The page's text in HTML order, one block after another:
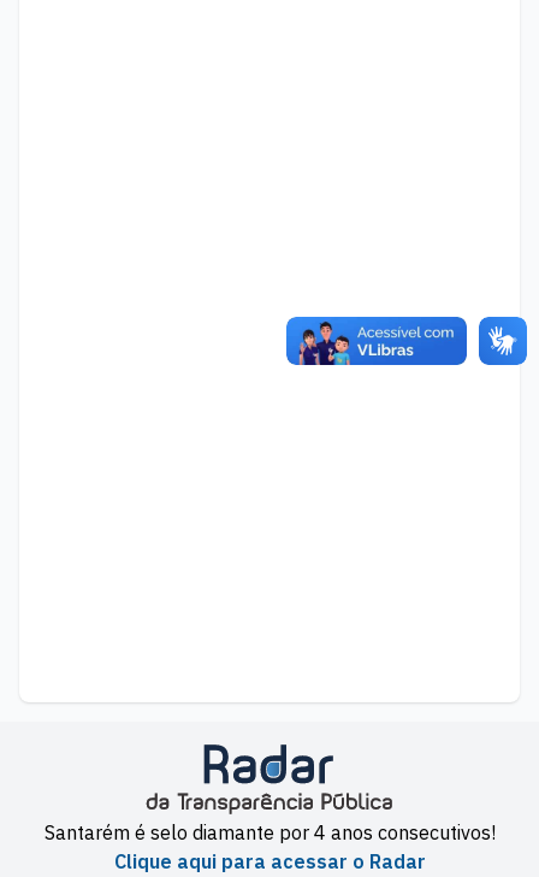
Santarém é selo diamante por 4 anos consecutivos!
Clique aqui para acessar o Radar